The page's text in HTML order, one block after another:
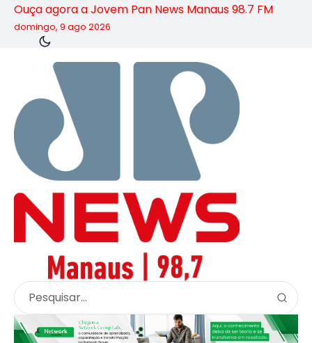
Ouça agora a Jovem Pan News Manaus 98.7 FM
domingo, 9 ago 2026